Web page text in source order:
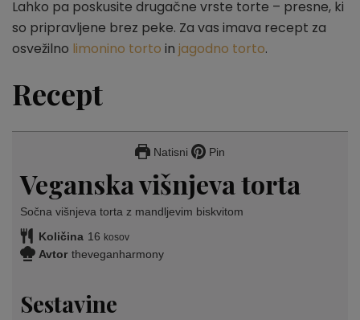
Lahko pa poskusite drugačne vrste torte – presne, ki
so pripravljene brez peke. Za vas imava recept za
osvežilno limonino torto in jagodno torto.
Recept
Natisni Pin
Veganska višnjeva torta
Sočna višnjeva torta z mandljevim biskvitom
Količina 16 kosov
Avtor theveganharmony
Sestavine